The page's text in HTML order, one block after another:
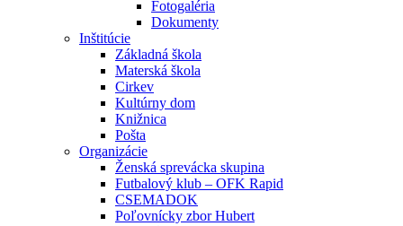
Fotogaléria
Dokumenty
Inštitúcie
Základná škola
Materská škola
Cirkev
Kultúrny dom
Knižnica
Pošta
Organizácie
Ženská sprevácka skupina
Futbalový klub – OFK Rapid
CSEMADOK
Poľovnícky zbor Hubert